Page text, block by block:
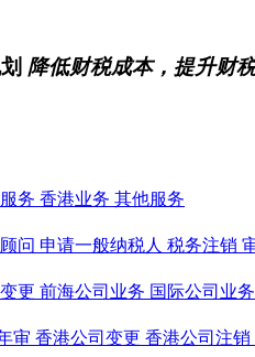
降低财税成本，提升财
务 香港业务 其他服务
问 申请一般纳税人 税务注销
更 前海公司业务 国际公司业
审 香港公司变更 香港公司注销